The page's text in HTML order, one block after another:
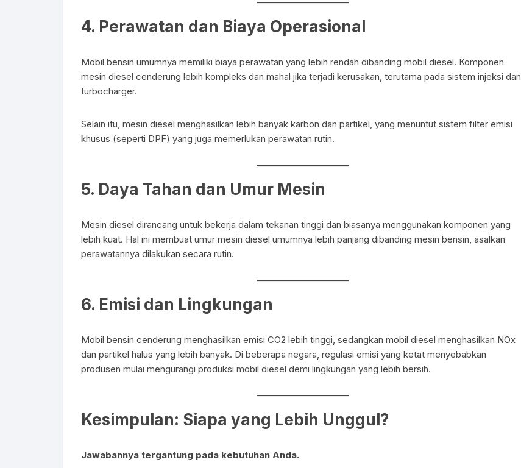
4. Perawatan dan Biaya Operasional
Mobil bensin umumnya memiliki biaya perawatan yang lebih rendah dibanding mobil diesel. Komponen
mesin diesel cenderung lebih kompleks dan mahal jika terjadi kerusakan, terutama pada sistem injeksi dan
turbocharger.
Selain itu, mesin diesel menghasilkan lebih banyak karbon dan partikel, yang menuntut sistem filter emisi
khusus (seperti DPF) yang juga memerlukan perawatan rutin.
5. Daya Tahan dan Umur Mesin
Mesin diesel dirancang untuk bekerja dalam tekanan tinggi dan biasanya menggunakan komponen yang
lebih kuat. Hal ini membuat umur mesin diesel umumnya lebih panjang dibanding mesin bensin, asalkan
perawatannya dilakukan secara rutin.
6. Emisi dan Lingkungan
Mobil bensin cenderung menghasilkan emisi CO2 lebih tinggi, sedangkan mobil diesel menghasilkan NOx
dan partikel halus yang lebih banyak. Di beberapa negara, regulasi emisi yang ketat menyebabkan
produsen mulai mengurangi produksi mobil diesel demi lingkungan yang lebih bersih.
Kesimpulan: Siapa yang Lebih Unggul?
Jawabannya tergantung pada kebutuhan Anda.